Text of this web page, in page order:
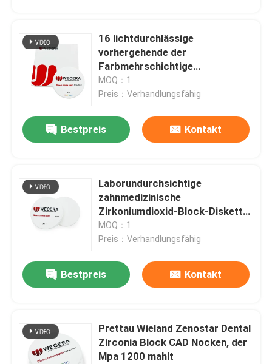
16 lichtdurchlässige
vorhergehende der
Farbmehrschichtige
zahnmedizinische
Zirkoniumdioxid-Disketten-49%
MOQ：1
Preis：Verhandlungsfähig
Bestpreis Kontakt
Laborundurchsichtige
zahnmedizinische
Zirkoniumdioxid-Block-Diskette
Mpa-Stärke 1200 für CAD-
Nocken Mahlen
MOQ：1
Preis：Verhandlungsfähig
Bestpreis Kontakt
Prettau Wieland Zenostar Dental
Zirconia Block CAD Nocken, der
Mpa 1200 mahlt